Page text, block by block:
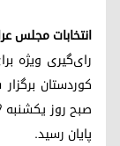
انتخابات مجلس
رای‌گیری ویژه
پایان رسید.